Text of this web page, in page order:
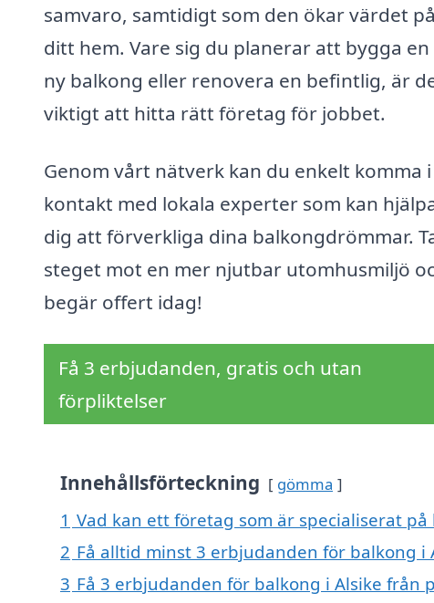
samvaro, samtidigt som den ökar värdet på
ditt hem. Vare sig du planerar att bygga en
ny balkong eller renovera en befintlig, är
viktigt att hitta rätt företag för jobbet.
Genom vårt nätverk kan du enkelt komma i
kontakt med lokala experter som kan
dig att förverkliga dina balkongdrömmar.
steget mot en mer njutbar utomhusmiljö
begär offert idag!
Få 3 erbjudanden, gratis och utan
förpliktelser
Innehållsförteckning gömma
1 Vad kan ett företag som är specialiserat
2 Få alltid minst 3 erbjudanden för balkong i
3 Få 3 erbjudanden för balkong i Alsike från